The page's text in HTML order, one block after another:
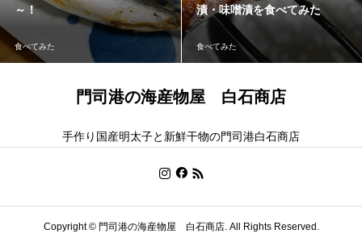
～！
食べてみた
漬・味噌漬を食べてみた
食べてみた
門司港の海産物屋 白石商店
手作り国産明太子と新鮮干物の門司港白石商店
Copyright ©門司港の海産物屋 白石商店. All Rights Reserved.